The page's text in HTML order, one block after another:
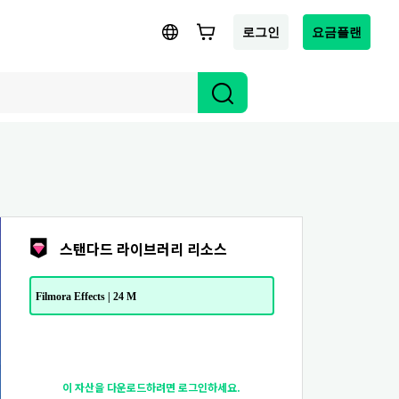
로그인 요금플랜
스탠다드 라이브러리 리소스
Filmora Effects | 24 M
이 자산을 다운로드하려면 로그인하세요.